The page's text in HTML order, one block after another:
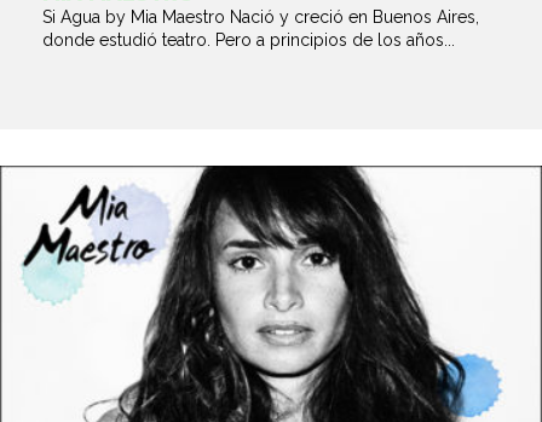
Si Agua by Mia Maestro Nació y creció en Buenos Aires,
donde estudió teatro. Pero a principios de los años...